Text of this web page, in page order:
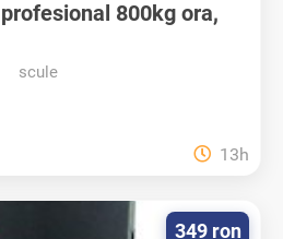
800kg ora,
scule
13h
349 ron